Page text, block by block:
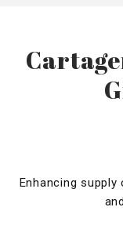
Enhancing